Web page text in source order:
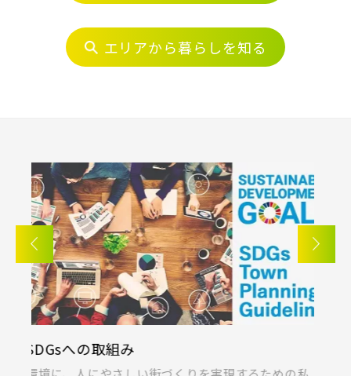
埼玉・中央エリア(50)
さいたま市中央区(0)
さいたま市桜区(2)
さいたま市浦和区(0)
さいたま市南区(5)
さいたま市緑区(1)
さいたま市岩槻区(0)
川越市(3)
川口市(11)
所沢市(1)
上尾市(2)
蕨市(0)
戸田市(0)
朝霞市(1)
志木市(0)
エリアから暮らしを知る
KIRINOKA(キリノカ)